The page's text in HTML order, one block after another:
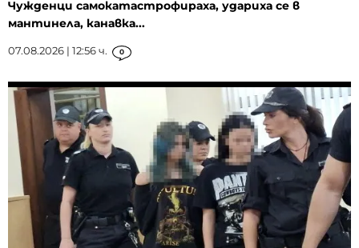
Чужденци самокатастрофираха, удариха се в
мантинела, канавка...
07.08.2026 | 12:56 ч. 0